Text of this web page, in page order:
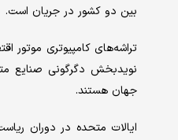
بین دو کشور در جریان است.
تراشه‌های کامپیوتری موتور
نویدبخش دگرگونی صنایع
جهان هستند.
ایالات متحده در دوران